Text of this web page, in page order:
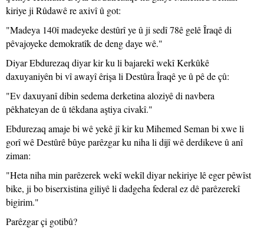
kiriye ji Rûdawê re axivî û got:
"Madeya 140î madeyeke destûrî ye û ji sedî 78ê gelê Îraqê di
pêvajoyeke demokratîk de deng daye wê."
Diyar Ebdurezaq diyar kir ku li bajarekî wekî Kerkûkê
daxuyaniyên bi vî awayî êrişa li Destûra Îraqê ye û pê de çû:
"Ev daxuyanî dibin sedema derketina aloziyê di navbera
pêkhateyan de û têkdana aştiya civakî."
Ebdurezaq amaje bi wê yekê jî kir ku Mihemed Seman bi xwe li
gorî wê Destûrê bûye parêzgar ku niha li dijî wê derdikeve û anî
ziman:
"Heta niha min parêzerek wekî wekîl diyar nekiriye lê eger pêwîst
bike, ji bo biserxistina giliyê li dadgeha federal ez dê parêzerekî
bigirim."
Parêzgar çi gotibû?